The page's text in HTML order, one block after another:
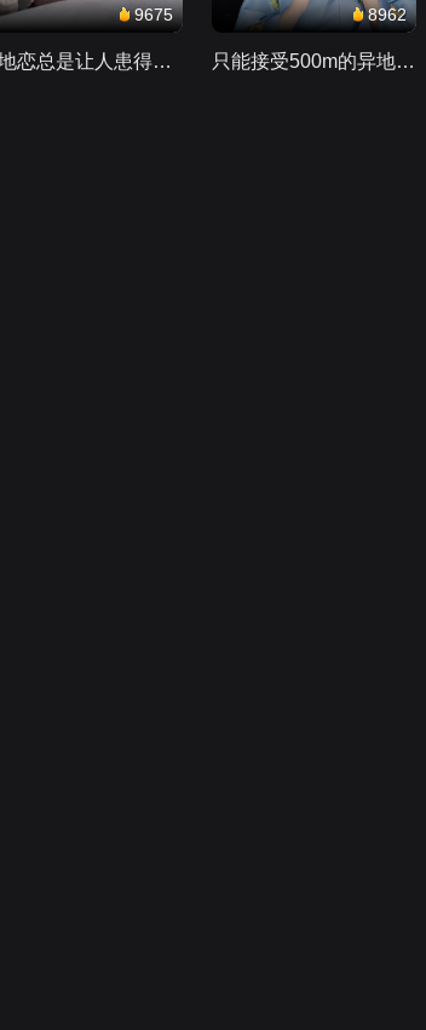
1.7亿
9675
异地恋总是让人患得患失。。。
8962
只能接受500m的异地恋，电动车没电了......